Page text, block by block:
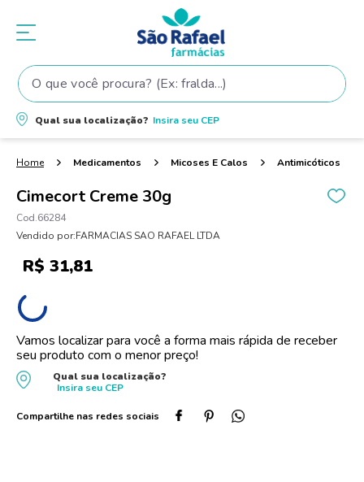
O que você procura? (Ex: fralda...)
Qual sua localização? Insira seu CEP
Medicamentos Micoses E Calos Antimicóticos
Cimecort Creme 30g
66284
Vendido por:FARMACIAS SAO RAFAEL LTDA
R$ 31,81
Vamos localizar para você a forma mais rápida de receber
seu produto com o menor preço!
Qual sua localização?
Insira seu CEP
Termos mais buscados
1º fralda
shampoo
4º elseve
5º teste gravidez
6º tintura cabelo
8
9º proge
protetor solar